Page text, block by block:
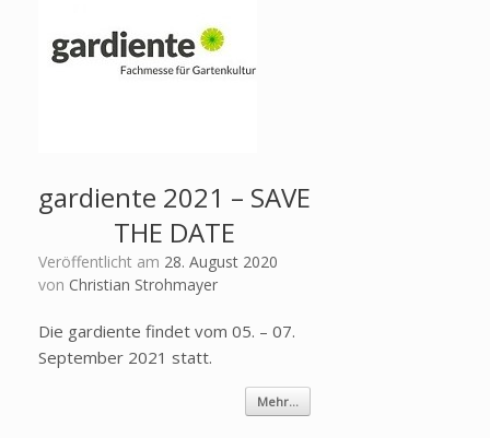
gardiente 2021 – SAVE
THE DATE
Veröffentlicht am 28. August 2020
von Christian Strohmayer
Die gardiente findet vom 05. – 07.
September 2021 statt.
Mehr...